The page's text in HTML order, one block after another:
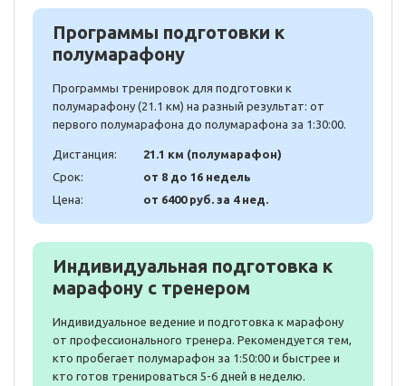
Программы подготовки к
полумарафону
Программы тренировок для подготовки к
полумарафону (21.1 км) на разный результат: от
первого полумарафона до полумарафона за 1:30:00.
Дистанция:
21.1 км (полумарафон)
Срок:
от 8 до 16 недель
Цена:
от 6400 руб. за 4 нед.
Индивидуальная подготовка к
марафону с тренером
Индивидуальное ведение и подготовка к марафону
от профессионального тренера. Рекомендуется тем,
кто пробегает полумарафон за 1:50:00 и быстрее и
кто готов тренироваться 5-6 дней в неделю.